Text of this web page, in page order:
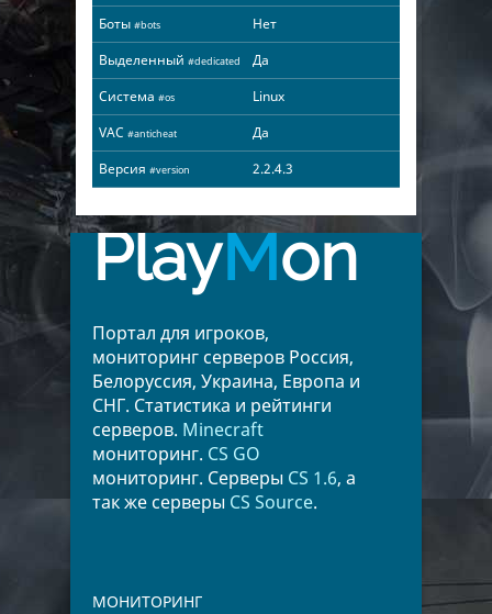
Боты #bots
Нет
Выделенный #dedicated
Да
Система #os
Linux
VAC #anticheat
Да
Версия #version 2.2.4.3
PlayMon
Портал для игроков,
мониторинг серверов Россия,
Белоруссия, Украина, Европа и
СНГ. Статистика и рейтинги
серверов. Minecraft
мониторинг. CS GO
мониторинг. Серверы CS 1.6, а
так же серверы CS Source.
МОНИТОРИНГ